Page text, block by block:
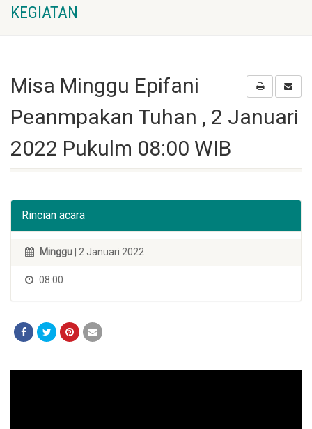
KEGIATAN
Misa Minggu Epifani
Peanmpakan Tuhan , 2 Januari
2022 Pukulm 08:00 WIB
Rincian acara
Minggu | 2 Januari 2022
08:00